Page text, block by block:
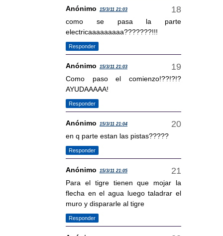
Anónimo 15/3/11 21:03
como se pasa la parte
electricaaaaaaaaa???????!!!
Responder
Anónimo 15/3/11 21:03
Como paso el comienzo!??!?!?
AYUDAAAAA!
Responder
Anónimo 15/3/11 21:04
en q parte estan las pistas?????
Responder
Anónimo 15/3/11 21:05
Para el tigre tienen que mojar la
flecha en el agua luego taladrar el
muro y dispararle al tigre
Responder